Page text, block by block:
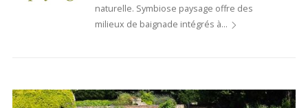
naturelle. Symbiose paysage offre des
milieux de baignade intégrés à…